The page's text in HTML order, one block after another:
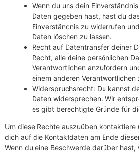
Wenn du uns dein
Daten gegeben hast, hast du
Einverständnis zu widerrufen
Daten löschen zu lassen.
Recht auf Datentransfer deiner
Recht, alle deine persönlichen
Verantwortlichen anzufordern
einem anderen Verantwortlichen
Widerspruchsrecht: Du kannst
Daten widersprechen. Wir
es gibt berechtigte Gründe für
Um diese Rechte auszuüben
dich auf die Kontaktdaten am Ende
Wenn du eine Beschwerde darüber hast,